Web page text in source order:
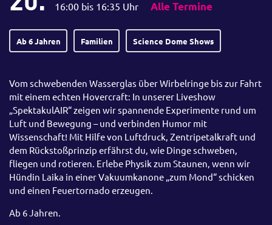
16:00 bis 16:35 Uhr Alle Termine
Ab 6 Jahren Familien Science Dome Shows
Vom schwebenden Wasserglas über Wirbelringe bis zur Fahrt
mit einem echten Hovercraft: In unserer Liveshow
„SpektakulAIR“ zeigen wir spannende Experimente rund um
Luft und Bewegung – und verbinden Humor mit
Wissenschaft! Mit Hilfe von Luftdruck, Zentripetalkraft und
dem Rückstoßprinzip erfährst du, wie Dinge schweben,
fliegen und rotieren. Erlebe Physik zum Staunen, wenn wir
Hündin Laika in einer Vakuumkanone „zum Mond“ schicken
und einen Feuertornado erzeugen.
Ab 6 Jahren.